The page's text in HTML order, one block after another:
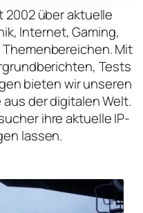
2002 über aktuelle
Internet, Gaming,
Mit
Tests
bieten wir unseren
der digitalen Welt.
ihre aktuelle IP-
lassen.